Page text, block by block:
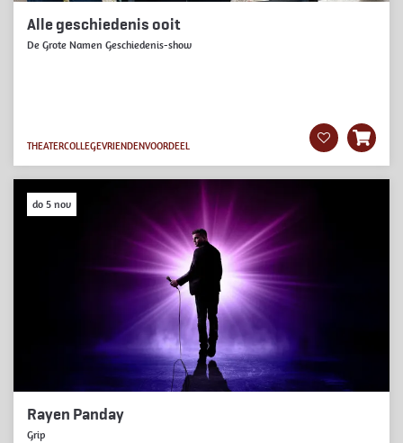
Alle geschiedenis ooit
De Grote Namen Geschiedenis-show
THEATERCOLLEGEVRIENDENVOORDEEL
Rayen Panday
Grip
do 5 nov